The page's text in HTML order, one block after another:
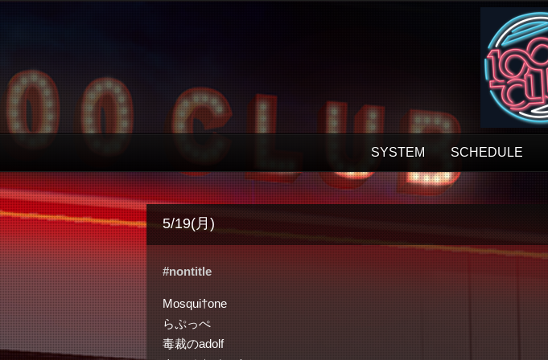
SYSTEM SCHEDULE
5/19(月)
#nontitle
Mosqui†one
らぷっぺ
毒裁のadolf